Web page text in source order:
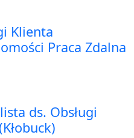
Klienta
Praca Zdalna
ds. Obsługi